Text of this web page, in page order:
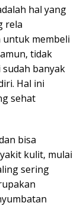
hal yang
rela
untuk membeli
tidak
banyak
Hal ini
sehat
bisa
kulit, mulai
sering